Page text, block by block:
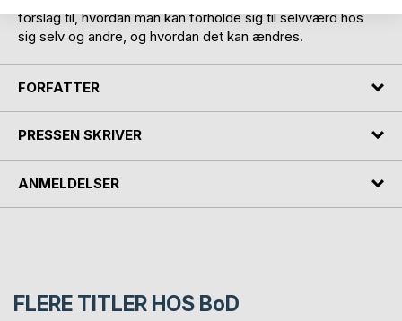
forslag til, hvordan man kan forholde sig til selvværd hos
sig selv og andre, og hvordan det kan ændres.
FORFATTER
PRESSEN SKRIVER
ANMELDELSER
FLERE TITLER HOS BoD